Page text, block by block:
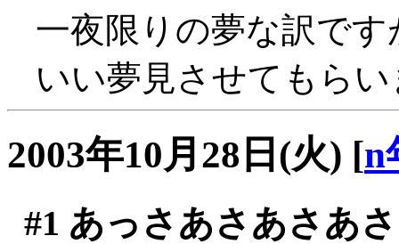
一夜限りの夢な訳で
いい夢見させてもら
2003年10月28日(火) [n
#1 あっさあさあさあ